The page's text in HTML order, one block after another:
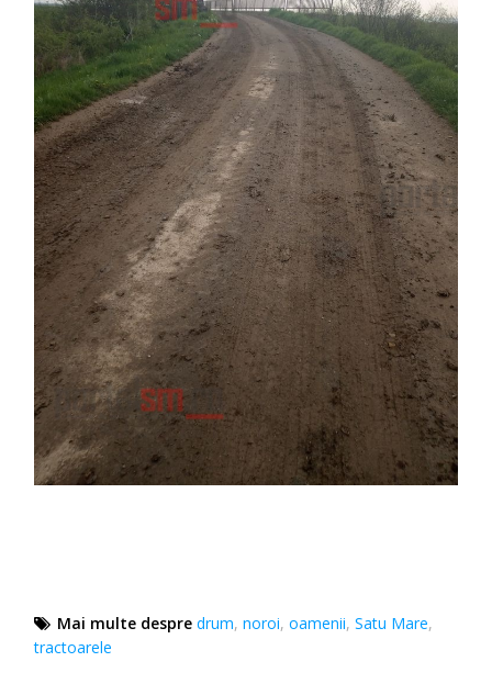
Mai multe despre drum,noroi,oamenii,Satu Mare,
tractoarele